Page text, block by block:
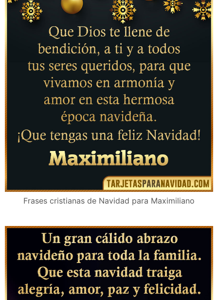
Frases cristianas de Navidad para Maximiliano